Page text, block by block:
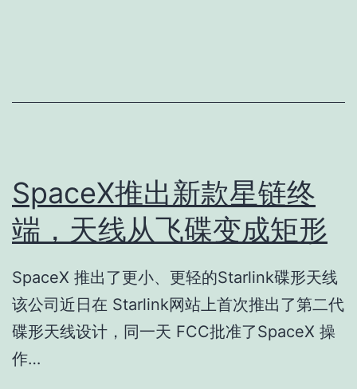
SpaceX推出新款星链终
端，天线从飞碟变成矩形
SpaceX 推出了更小、更轻的Starlink碟形天线
该公司近日在 Starlink网站上首次推出了第二代
碟形天线设计，同一天 FCC批准了SpaceX 操
作…